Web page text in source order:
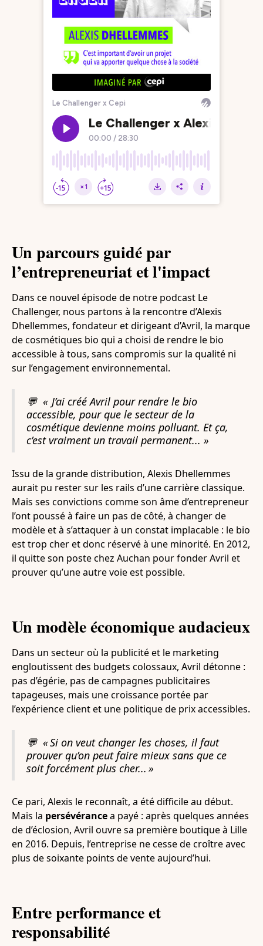
Un parcours guidé par
l’entrepreneuriat et l'impact
Dans ce nouvel épisode de notre podcast Le
Challenger, nous partons à la rencontre d’Alexis
Dhellemmes, fondateur et dirigeant d’Avril, la marque
de cosmétiques bio qui a choisi de rendre le bio
accessible à tous, sans compromis sur la qualité ni
sur l’engagement environnemental.
💬« J’ai créé Avril pour rendre le bio
accessible, pour que le secteur de la
cosmétique devienne moins polluant. Et ça,
c’est vraiment un travail permanent... »
Issu de la grande distribution, Alexis Dhellemmes
aurait pu rester sur les rails d’une carrière classique.
Mais ses convictions comme son âme d’entrepreneur
l’ont poussé à faire un pas de côté, à changer de
modèle et à s’attaquer à un constat implacable : le bio
est trop cher et donc réservé à une minorité. En 2012,
il quitte son poste chez Auchan pour fonder Avril et
prouver qu’une autre voie est possible.
Un modèle économique audacieux
Dans un secteur où la publicité et le marketing
engloutissent des budgets colossaux, Avril détonne :
pas d’égérie, pas de campagnes publicitaires
tapageuses, mais une croissance portée par
l’expérience client et une politique de prix accessibles.
💬« Si on veut changer les choses, il faut
prouver qu’on peut faire mieux sans que ce
soit forcément plus cher... »
Ce pari, Alexis le reconnaît, a été difficile au début.
Mais la persévérancea payé : après quelques années
de d’éclosion, Avril ouvre sa première boutique à Lille
en 2016. Depuis, l’entreprise ne cesse de croître avec
plus de soixante points de vente aujourd’hui.
Entre performance et
responsabilité